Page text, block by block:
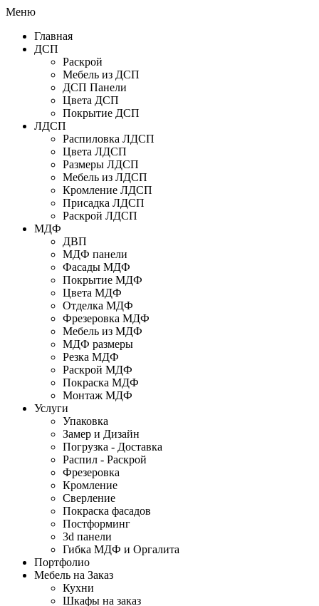
Меню
Главная
ДСП
Раскрой
Мебель из ДСП
ДСП Панели
Цвета ДСП
Покрытие ДСП
ЛДСП
Распиловка ЛДСП
Цвета ЛДСП
Размеры ЛДСП
Мебель из ЛДСП
Кромление ЛДСП
Присадка ЛДСП
Раскрой ЛДСП
МДФ
ДВП
МДФ панели
Фасады МДФ
Покрытие МДФ
Цвета МДФ
Отделка МДФ
Фрезеровка МДФ
Мебель из МДФ
МДФ размеры
Резка МДФ
Раскрой МДФ
Покраска МДФ
Монтаж МДФ
Услуги
Упаковка
Замер и Дизайн
Погрузка - Доставка
Распил - Раскрой
Фрезеровка
Кромление
Сверление
Покраска фасадов
Постформинг
3d панели
Гибка МДФ и Оргалита
Портфолио
Мебель на Заказ
Кухни
Шкафы на заказ